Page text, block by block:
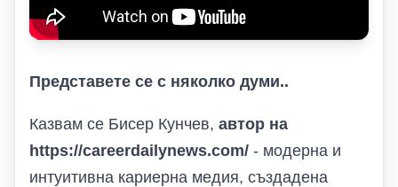
Представете се с няколко думи..
Казвам се Бисер Кунчев, автор на
https://careerdailynews.com/ - модерна и
интуитивна кариерна медия, създадена